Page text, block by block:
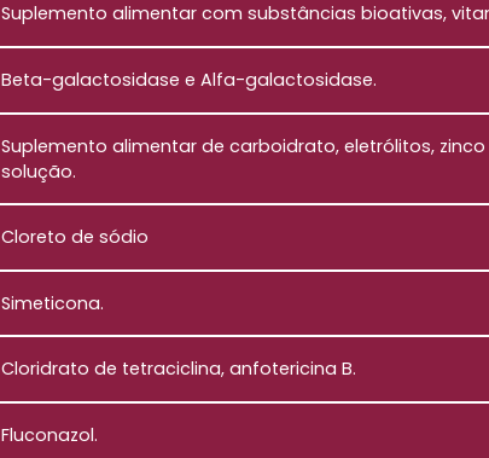
Suplemento alimentar com substâncias bioativas,
Beta-galactosidase e Alfa-galactosidase.
Suplemento alimentar de carboidrato, eletrólitos, zinco
solução.
Cloreto de sódio
Simeticona.
Cloridrato de tetraciclina, anfotericina B.
Fluconazol.